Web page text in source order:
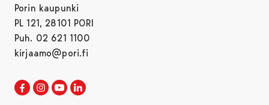
Porin kaupunki
PL 121, 28101 PORI
Puh. 02 621 1100
kirjaamo@pori.fi
Porin kaupunki Facebookissa
Avautuu uudessa välilehdessä
Porin kaupunki Instagramissa
Avautuu uudessa välilehdessä
Porin kaupunki Youtubessa
Avautuu uudessa välilehdessä